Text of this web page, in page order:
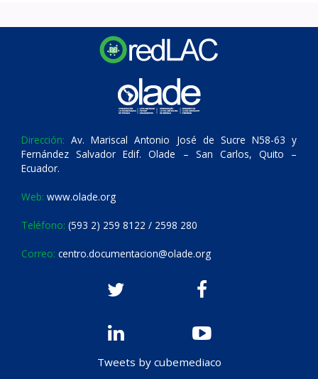
Dirección: Av. Mariscal Antonio José de Sucre N58-63 y
Fernández Salvador Edif. Olade – San Carlos, Quito –
Ecuador.
Web: www.olade.org
Teléfono: (593 2) 259 8122 / 2598 280
Correo: centro.documentacion@olade.org
Tweets by cubemediaco